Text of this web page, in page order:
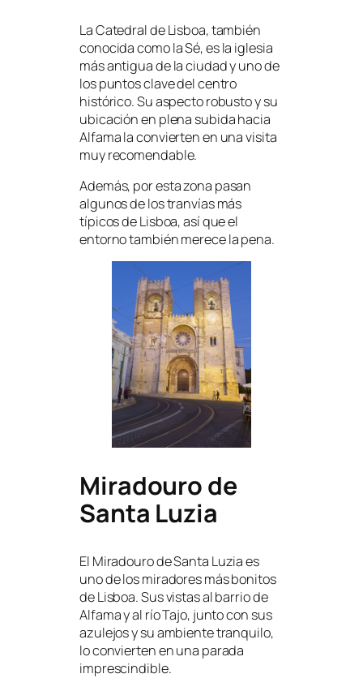
La Catedral de Lisboa, también
conocida como la Sé, es la iglesia
más antigua de la ciudad y uno de
los puntos clave del centro
histórico. Su aspecto robusto y su
ubicación en plena subida hacia
Alfama la convierten en una visita
muy recomendable.
Además, por esta zona pasan
algunos de los tranvías más
típicos de Lisboa, así que el
entorno también merece la pena.
Miradouro de
Santa Luzia
El Miradouro de Santa Luzia es
uno de los miradores más bonitos
de Lisboa. Sus vistas al barrio de
Alfama y al río Tajo, junto con sus
azulejos y su ambiente tranquilo,
lo convierten en una parada
imprescindible.